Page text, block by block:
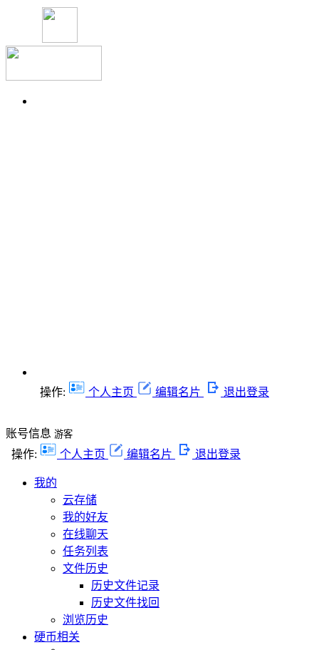
操作: 个人主页 编辑名片 退出登录
账号信息 游客
操作: 个人主页 编辑名片 退出登录
我的
云存储
我的好友
在线聊天
任务列表
文件历史
历史文件记录
历史文件找回
浏览历史
硬币相关